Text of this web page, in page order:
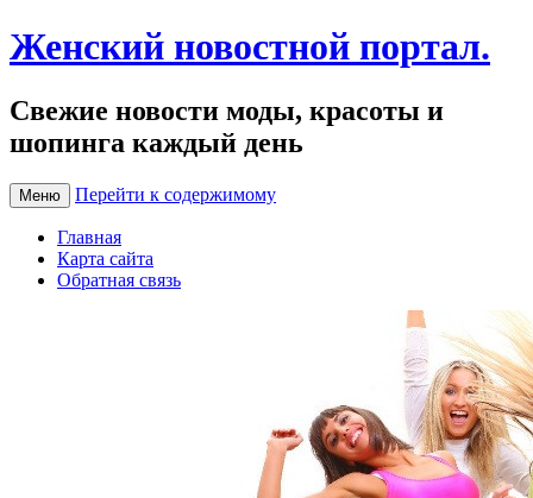
Женский новостной портал.
Свежие новости моды, красоты и
шопинга каждый день
Меню Перейти к содержимому
Главная
Карта сайта
Обратная связь